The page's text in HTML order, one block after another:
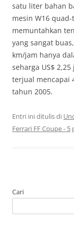
satu liter bahan
mesin W16
memuntahkan
yang sangat
km/jam hanya
seharga US$
terjual mencapai
tahun 2005.
Entri ini ditulis di
Ferrari FF Coupe - 5
Cari